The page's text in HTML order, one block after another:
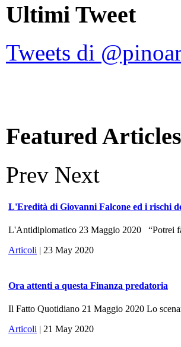
Ultimi Tweet
Tweets di
Featured Articles
Prev Next
L'Eredità di Giovanni Falcone ed i rischi
L'Antidiplomatico 23 Maggio 2020 “Potrei
Articoli | 23 May 2020
Ora attenti a questa Finanza predatoria
Il Fatto Quotidiano 21 Maggio 2020 Lo
Articoli | 21 May 2020